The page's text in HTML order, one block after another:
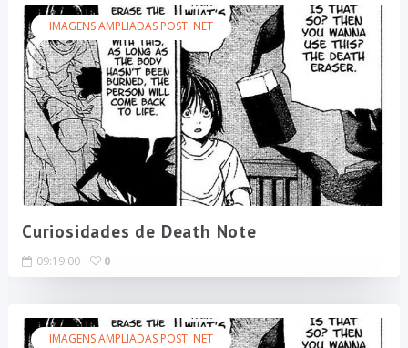
IMAGENS AMPLIADAS POST. NET
Curiosidades de Death Note
09:19:00 0
IMAGENS AMPLIADAS POST. NET